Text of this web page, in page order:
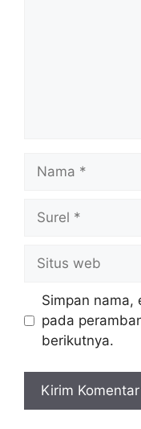
Nama
Surel
Situs
web
Simpan nama,
pada
berikutnya.